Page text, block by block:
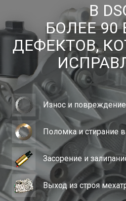
В
БОЛЕЕ 90
ДЕФЕКТОВ,
Износ и
Поломка и стирание
Засорение и
Выход из строя